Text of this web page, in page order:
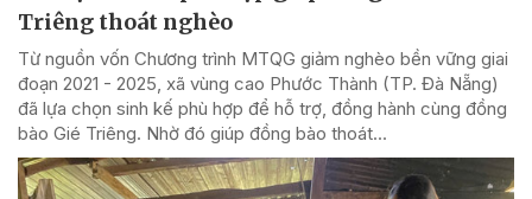
Triêng thoát nghèo
Từ nguồn vốn Chương trình MTQG giảm nghèo bền vững giai
đoạn 2021 - 2025, xã vùng cao Phước Thành (TP. Đà Nẵng)
đã lựa chọn sinh kế phù hợp để hỗ trợ, đồng hành cùng đồng
bào Gié Triêng. Nhờ đó giúp đồng bào thoát...